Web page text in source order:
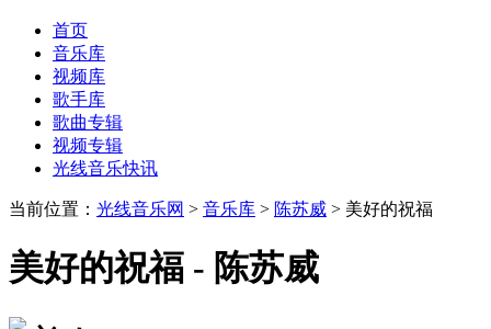
首页
音乐库
视频库
歌手库
歌曲专辑
视频专辑
光线音乐快讯
当前位置： 光线音乐网 > 音乐库 > 陈苏威 > 美好的祝福
美好的祝福 - 陈苏威